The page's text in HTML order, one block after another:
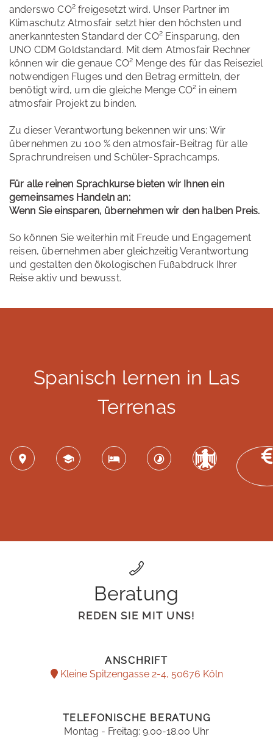
anderswo CO² freigesetzt wird. Unser Partner im
Klimaschutz Atmosfair setzt hier den höchsten und
anerkanntesten Standard der CO² Einsparung, den
UNO CDM Goldstandard. Mit dem Atmosfair Rechner
können wir die genaue CO² Menge des für das Reiseziel
notwendigen Fluges und den Betrag ermitteln, der
benötigt wird, um die gleiche Menge CO² in einem
atmosfair Projekt zu binden.
Zu dieser Verantwortung bekennen wir uns: Wir
übernehmen zu 100 % den atmosfair-Beitrag für alle
Sprachrundreisen und Schüler-Sprachcamps.
Für alle reinen Sprachkurse bieten wir Ihnen ein
gemeinsames Handeln an:
Wenn Sie einsparen, übernehmen wir den halben Preis.
So können Sie weiterhin mit Freude und Engagement
reisen, übernehmen aber gleichzeitig Verantwortung
und gestalten den ökologischen Fußabdruck Ihrer
Reise aktiv und bewusst.
Spanisch lernen in Las
Terrenas
Beratung
REDEN SIE MIT UNS!
ANSCHRIFT
Kleine Spitzengasse 2-4, 50676 Köln
TELEFONISCHE BERATUNG
Montag - Freitag: 9.00-18.00 Uhr